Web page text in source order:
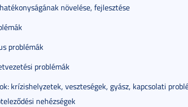
növelése, fejlesztése
problémák
problémák
krízishelyzetek, veszteségek, gyász, kapcsolati
nehézségek